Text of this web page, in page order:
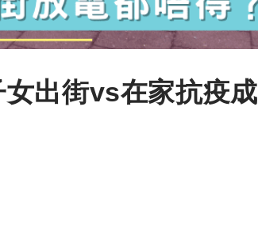
女出街vs在家抗疫成